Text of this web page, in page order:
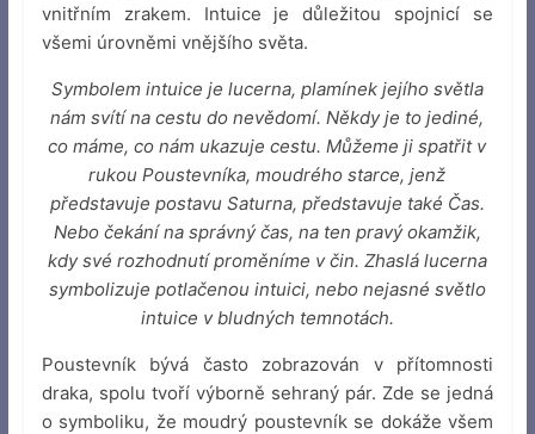
vnitřním zrakem. Intuice je důležitou spojnicí se
všemi úrovněmi vnějšího světa.
Symbolem intuice je lucerna, plamínek jejího světla
nám svítí na cestu do nevědomí. Někdy je to jediné,
co máme, co nám ukazuje cestu. Můžeme ji spatřit v
rukou Poustevníka, moudrého starce, jenž
představuje postavu Saturna, představuje také Čas.
Nebo čekání na správný čas, na ten pravý okamžik,
kdy své rozhodnutí proměníme v čin. Zhaslá lucerna
symbolizuje potlačenou intuici, nebo nejasné světlo
intuice v bludných temnotách.
Poustevník bývá často zobrazován v přítomnosti
draka, spolu tvoří výborně sehraný pár. Zde se jedná
o symboliku, že moudrý poustevník se dokáže všem